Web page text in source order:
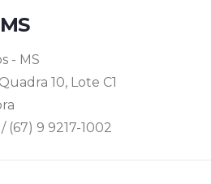
- MS
10, Lote C1
(67) 9 9217-1002